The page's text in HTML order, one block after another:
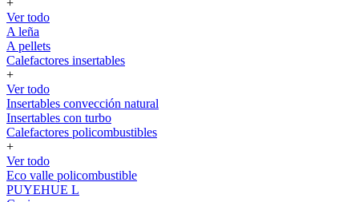
+
Ver todo
A leña
A pellets
Calefactores insertables
+
Ver todo
Insertables convección natural
Insertables con turbo
Calefactores policombustibles
+
Ver todo
Eco valle policombustible
PUYEHUE L